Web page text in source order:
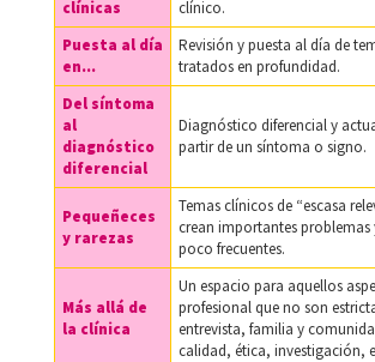
clínicas
clínico.
Puesta al día
en...
Revisión y puesta al día de
tratados en profundidad.
Del síntoma
al
diagnóstico
diferencial
Diagnóstico diferencial y
partir de un síntoma o signo.
Pequeñeces
y rarezas
Temas clínicos de “escasa
crean importantes
poco frecuentes.
Más allá de
la clínica
Un espacio para aquellos
profesional que no son
entrevista, familia y
calidad, ética, investigación,